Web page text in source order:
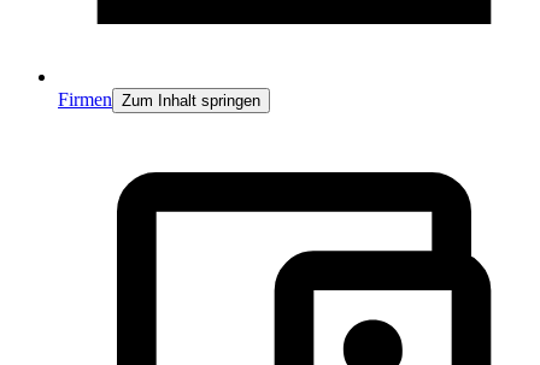
Firmen Zum Inhalt springen